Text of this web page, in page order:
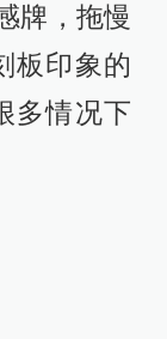
牌，拖慢
板印象的
多情况下